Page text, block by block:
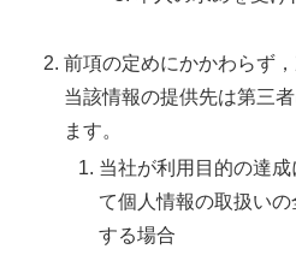
前項の定めにかかわらず
当該情報の提供先は第三
ます。
当社が利用目的の達
て個人情報の取扱い
する場合